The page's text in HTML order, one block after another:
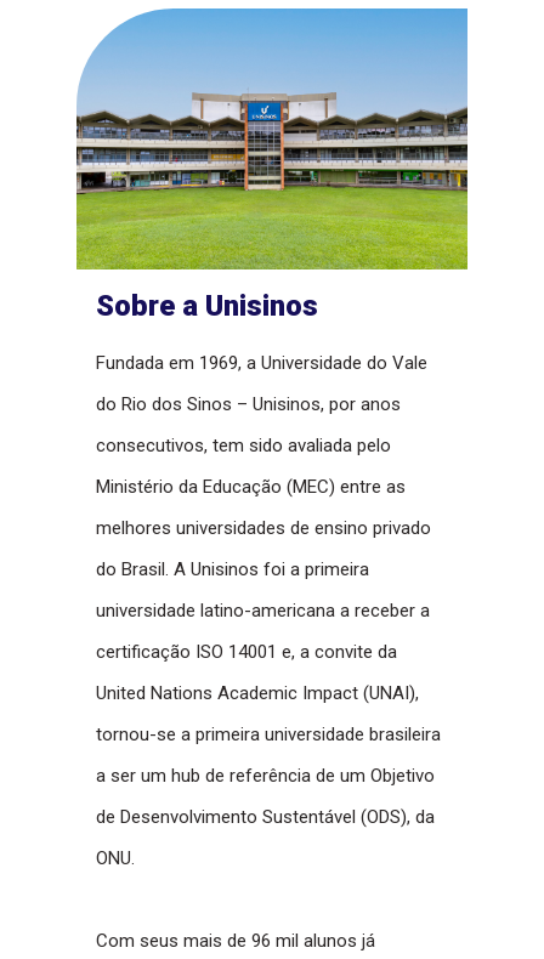
Sobre a Unisinos
Fundada em 1969, a Universidade do Vale
do Rio dos Sinos – Unisinos, por anos
consecutivos, tem sido avaliada pelo
Ministério da Educação (MEC) entre as
melhores universidades de ensino privado
do Brasil. A Unisinos foi a primeira
universidade latino-americana a receber a
certificação ISO 14001 e, a convite da
United Nations Academic Impact (UNAI),
tornou-se a primeira universidade brasileira
a ser um hub de referência de um Objetivo
de Desenvolvimento Sustentável (ODS), da
ONU.
Com seus mais de 96 mil alunos já